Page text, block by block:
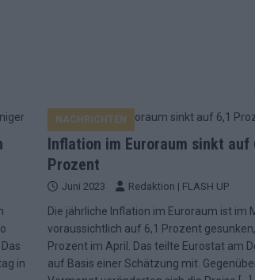
in
NACHRICHTEN
Inflation im Euroraum sinkt auf
Prozent
Juni 2023 Redaktion | FLASH UP
Die jährliche Inflation im Euroraum ist im
voraussichtlich auf 6,1 Prozent
Prozent im April. Das teilte Eurostat am
auf Basis einer Schätzung mit.